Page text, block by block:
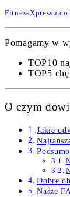
Pomagamy w
TOP10
TOP5
O czym
Jakie
Dobre
Nasze